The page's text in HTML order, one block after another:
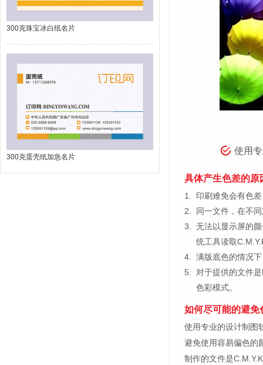
300克珠宝冰白纸名片
300克蛋壳纸加急名片
使用
具体产生色差的原
1.
印刷难免会有色
2.
同一文件，在不
3. 无法以显示屏的
统工具读取
4. 满版底色的情况
5. 对于提供的文件
色彩模式。
如何尽可能的避免
使用专业的设计制图
避免使用容易偏色的
制作的文件是